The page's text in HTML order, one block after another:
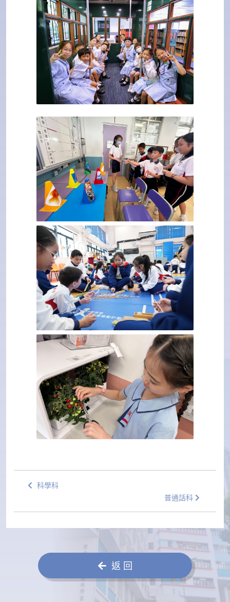
科學科
普通話科
返 回